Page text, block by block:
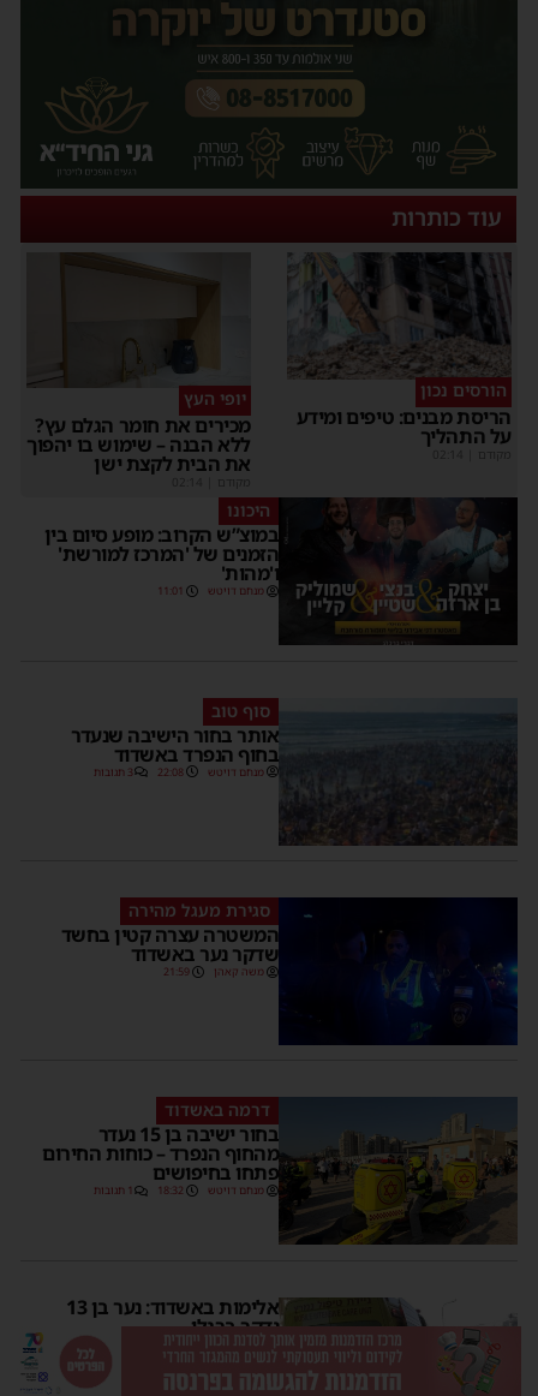
עוד כותרות
הורסים נכון
הריסת מבנים: טיפים ומידע
על התהליך
מקודם
יופי העץ
מכירים את חומר הגלם עץ?
ללא הבנה – שימוש בו יהפוך
את הבית לקצת ישן
מקודם
היכונו
במוצ”ש הקרוב: מופע סיום בין
הזמנים של 'המרכז למורשת'
ו'מהות'
מנחם דויטש 11:01
סוף טוב
אותר בחור הישיבה שנעדר
בחוף הנפרד באשדוד
מנחם דויטש 22:08 3 תגובות
סגירת מעגל מהירה
המשטרה עצרה קטין בחשד
שדקר נער באשדוד
משה קאהן 21:59
דרמה באשדוד
בחור ישיבה בן 15 נעדר
מהחוף הנפרד – כוחות החירום
פתחו בחיפושים
מנחם דויטש 18:32 1 תגובות
אלימות באשדוד: נער בן 13
נדקר ברגלו
משה קאהן 18:04